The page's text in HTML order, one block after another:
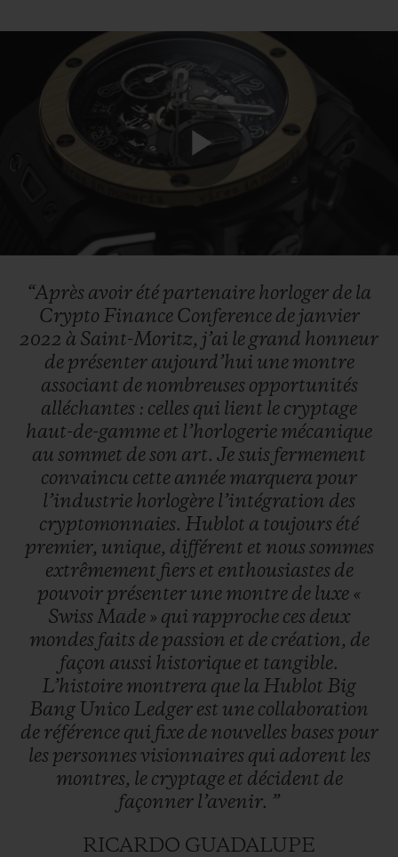
Play
Video
“Après avoir été partenaire horloger de la
Crypto Finance Conference de janvier
2022 à Saint-Moritz, j’ai le grand honneur
de présenter aujourd’hui une montre
associant de nombreuses opportunités
alléchantes : celles qui lient le cryptage
haut-de-gamme et l’horlogerie mécanique
au sommet deson art. Jesuis fermement
convaincu cette année marquera pour
l’industrie horlogère l’intégration des
cryptomonnaies. Hublot a toujours été
premier, unique, différent et noussommes
extrêmement fiers et enthousiastes de
pouvoir présenter une montre de luxe «
SwissMade » qui rapproche ces deux
mondes faits de passion et de création, de
façon aussi historique et tangible.
L’histoire montrera que la Hublot Big
Bang Unico Ledger est une collaboration
de référence qui fixe de nouvelles bases pour
les personnesvisionnaires qui adorent les
montres, le cryptage et décident de
façonner l’avenir. ”
RICARDO GUADALUPE